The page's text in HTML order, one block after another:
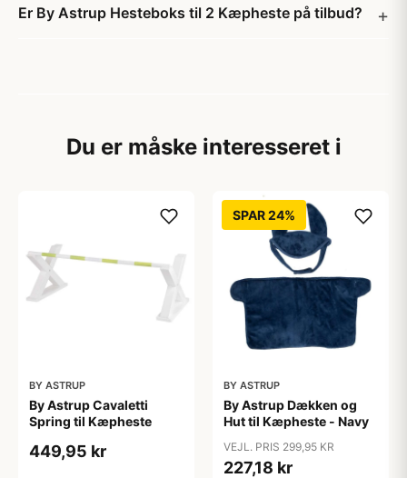
Er By Astrup Hesteboks til 2 Kæpheste på tilbud?
Du er måske interesseret i
BY ASTRUP
By Astrup Cavaletti
Spring til Kæpheste
449,95 kr
SPAR 24%
BY ASTRUP
By Astrup Dækken og
Hut til Kæpheste - Navy
VEJL. PRIS 299,95 KR
227,18 kr